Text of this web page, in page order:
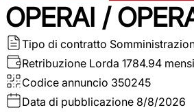
OPERAI /
Tipo di contratto
Retribuzione Lorda 1784.94
Codice annuncio 350245
Data di pubblicazione 8/8/2026